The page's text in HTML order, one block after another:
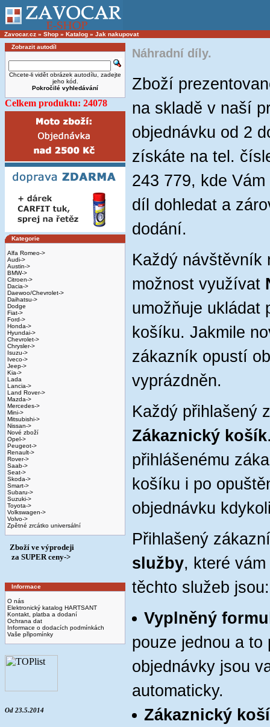
Zavocar.cz » Shop » Katalog » Jak nakupovat
Zobrazit autodíl
Chcete-li vidět obrázek autodílu, zadejte
jeho kód.
Pokročilé vyhledávání
Celkem produktu: 24078
Kategorie
Alfa Romeo->
Audi->
Austin->
BMW->
Citroen->
Dacia->
Daewoo/Chevrolet->
Daihatsu->
Dodge
Fiat->
Ford->
Honda->
Hyundai->
Chevrolet->
Chrysler->
Isuzu->
Iveco->
Jeep->
Kia->
Lada
Lancia->
Land Rover->
Mazda->
Mercedes->
Mini->
Mitsubishi->
Nissan->
Nové zboží
Opel->
Peugeot->
Renault->
Rover->
Saab->
Seat->
Skoda->
Smart->
Subaru->
Suzuki->
Toyota->
Volkswagen->
Volvo->
Zpětné zrcátko universální
Zboží ve výprodeji
­ za SUPER ceny->
Informace
O nás
Elektronický katalog HARTSANT
Kontakt, platba a dodaní
Ochrana dat
Informace o dodacích podmínkách
Vaše připomínky
Od 23.5.2014
Náhradní díly.
Zboží
na skladě v naší
objednávku od 2
získáte na tel.
243 779, kde
díl dohledat a
dodání.
Každý návštěvník
možnost využívat
umožňuje ukládat
košíku. Jakmile
zákazník opustí
vyprázdněn.
Každý přihlašený
Zákaznický košík
přihlášenému
košíku i po
objednávku
Přihlašený
služby, které
těchto služeb jsou:
Vyplněný
pouze jednou a
objednávky jsou
automaticky.
Zákaznický